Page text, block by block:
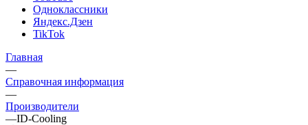
Одноклассники
Яндекс.Дзен
TikTok
Главная
—
Справочная информация
—
Производители
—ID-Cooling